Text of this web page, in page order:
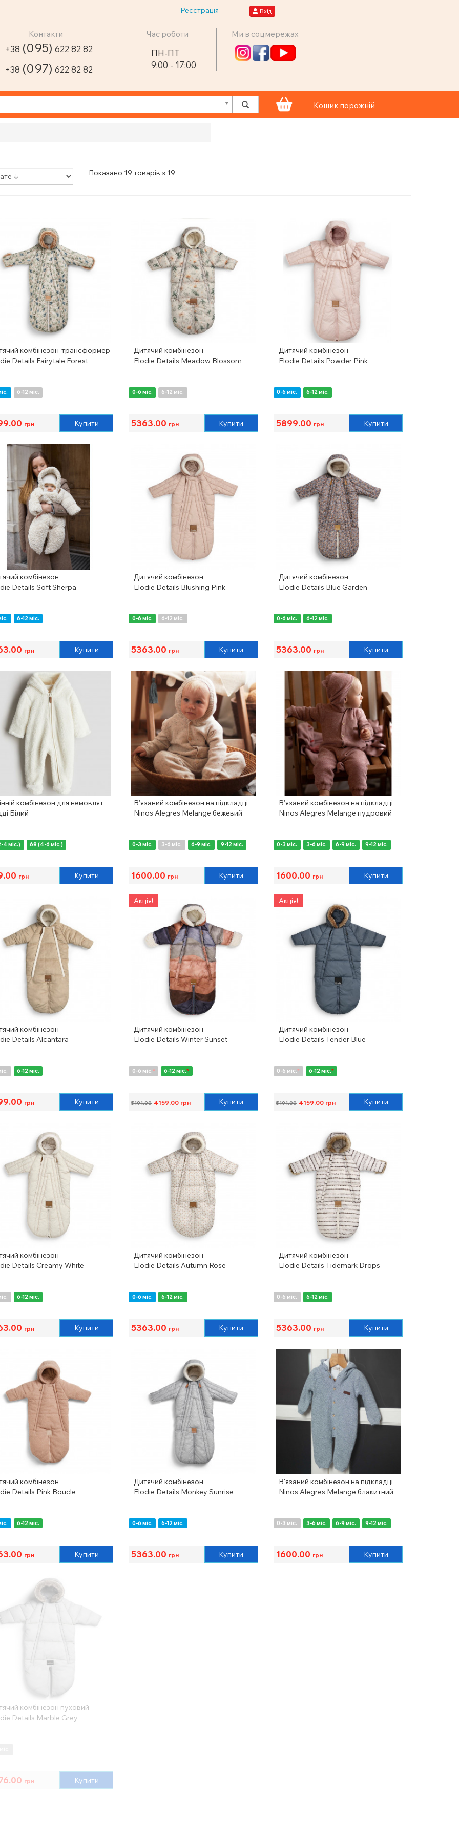
Реєстрація Вхід
Контакти
+38 (095) 622 82 82
+38 (097) 622 82 82
Час роботи
ПН-ПТ
9:00 - 17:00
Ми в соцмережах
Кошик порожній
Показано 19 товарів з 19
комбінезон-трансформер
Details Fairytale Forest
6-12 міс.
грн Купити
Дитячий комбінезон
Elodie Details Meadow Blossom
0-6 міс. 6-12 міс.
5363.00 грн Купити
Дитячий комбінезон
Elodie Details Powder Pink
0-6 міс. 6-12 міс.
5899.00 грн Купити
комбінезон
Details Soft Sherpa
6-12 міс.
грн Купити
Дитячий комбінезон
Elodie Details Blushing Pink
0-6 міс. 6-12 міс.
5363.00 грн Купити
Дитячий комбінезон
Elodie Details Blue Garden
0-6 міс. 6-12 міс.
5363.00 грн Купити
комбінезон для немовлят
Білий
4 міс.) 68 (4-6 міс.)
грн Купити
В'язаний комбінезон на підкладці
Ninos Alegres Melange бежевий
0-3 міс. 3-6 міс. 6-9 міс. 9-12 міс.
1600.00 грн Купити
В'язаний комбінезон на підкладці
Ninos Alegres Melange пудровий
0-3 міс. 3-6 міс. 6-9 міс. 9-12 міс.
1600.00 грн Купити
комбінезон
Details Alcantara
6-12 міс.
грн Купити
Акція!
Дитячий комбінезон
Elodie Details Winter Sunset
0-6 міс.* 6-12 міс.*
5191.00 4159.00 грн Купити
Акція!
Дитячий комбінезон
Elodie Details Tender Blue
0-6 міс.* 6-12 міс.*
5191.00 4159.00грн Купити
комбінезон
Details Creamy White
6-12 міс.
грн Купити
Дитячий комбінезон
Elodie Details Autumn Rose
0-6 міс. 6-12 міс.
5363.00 грн Купити
Дитячий комбінезон
Elodie Details Tidemark Drops
0-6 міс. 6-12 міс.
5363.00 грн Купити
комбінезон
Details Pink Boucle
6-12 міс.
грн Купити
Дитячий комбінезон
Elodie Details Monkey Sunrise
0-6 міс. 6-12 міс.
5363.00 грн Купити
В'язаний комбінезон на підкладці
Ninos Alegres Melange блакитний
0-3 міс. 3-6 міс. 6-9 міс. 9-12 міс.
1600.00 грн Купити
комбінезон пуховий
Details Marble Grey
грн Купити